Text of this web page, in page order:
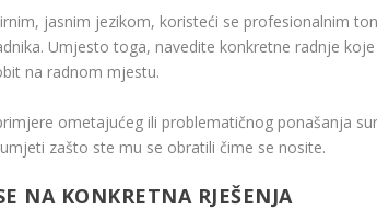
jasnim jezikom, koristeći se profesionalnim
Umjesto toga, navedite konkretne radnje
na radnom mjestu.
ometajućeg ili problematičnog ponašanja
zašto ste mu se obratili čime se nosite.
NA KONKRETNA RJEŠENJA